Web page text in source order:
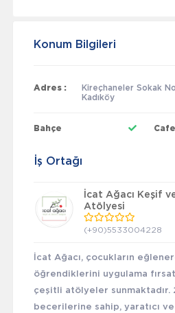
Konum Bilgileri
Adres :
Kireçhaneler Sokak
Kadıköy
Bahçe Cafe
İş Ortağı
İcat Ağacı Keşif
Atölyesi
(+90)5533004228
İcat Ağacı, çocukların
öğrendiklerini uygulama
çeşitli atölyeler sunmaktadır.
becerilerine sahip, yaratıcı